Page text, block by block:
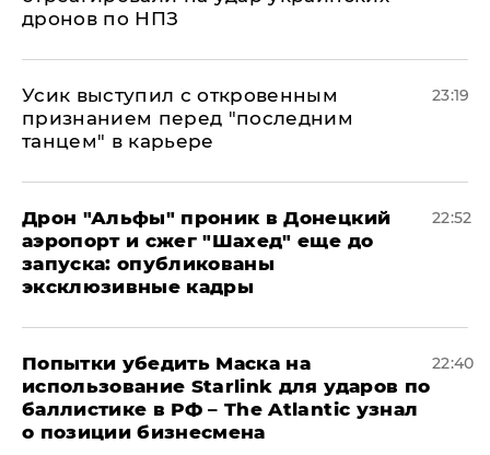
дронов по НПЗ
Усик выступил с откровенным
признанием перед "последним
танцем" в карьере
23:19
Дрон "Альфы" проник в Донецкий
аэропорт и сжег "Шахед" еще до
запуска: опубликованы
эксклюзивные кадры
22:52
Попытки убедить Маска на
использование Starlink для ударов по
баллистике в РФ – The Atlantic узнал
о позиции бизнесмена
22:40